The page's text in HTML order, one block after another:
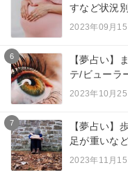
すなど状況別
2023年09月15
6
【夢占い】
テ/ビューラ
2023年10月25
7
【夢占い】
足が重いな
2023年11月15